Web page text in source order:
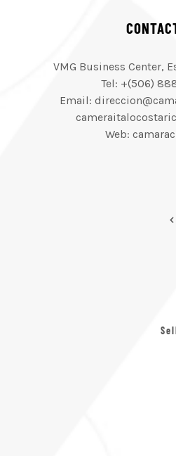
VMG Business Center,
Tel: +(506)
Email:
Web: